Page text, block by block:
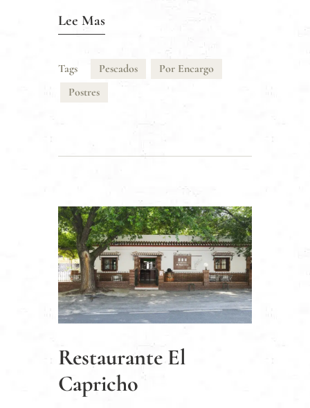
Lee Mas
Tags Pescados
Por Encargo
Postres
Restaurante El
Capricho